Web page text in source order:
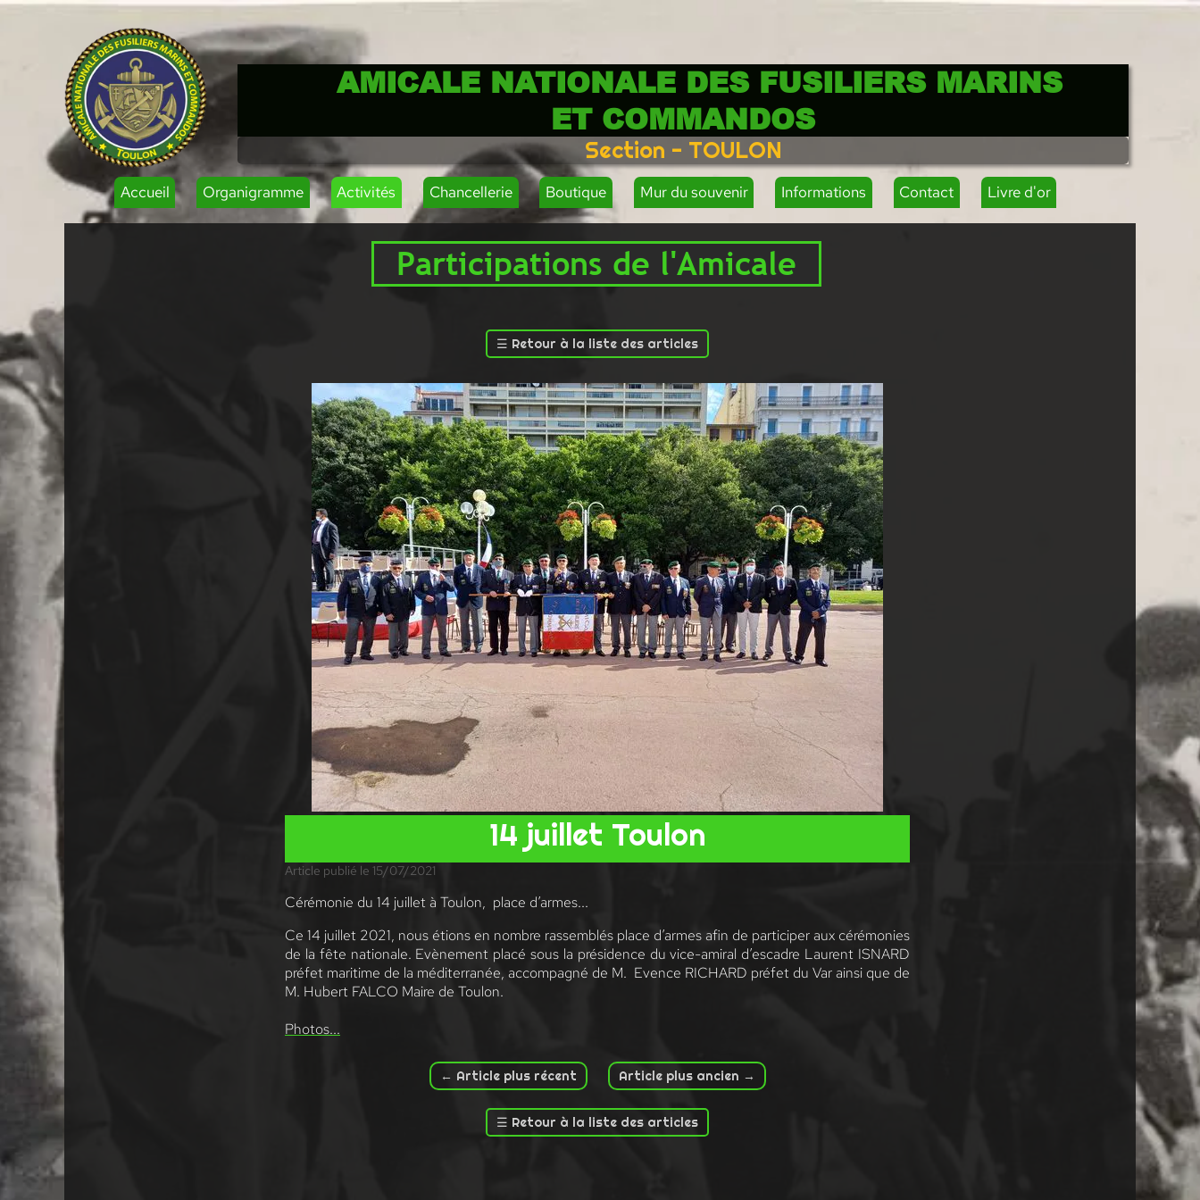
AMICALE NATIONALE DES FUSILIERS MARINS
ET COMMANDOS
Section - TOULON
Accueil Organigramme Activités Chancellerie Boutique Mur du souvenir Informations Contact Livre d'or
Participations de l'Amicale
☰ Retour à la liste des articles
14 juillet Toulon
Article publié le 15/07/2021
Cérémonie du 14 juillet à Toulon, place d’armes...
Ce 14 juillet 2021, nous étions en nombre rassemblés place d’armes afin de participer aux cérémonies
de la fête nationale. Evènement placé sous la présidence du vice-amiral d’escadre Laurent ISNARD
préfet maritime de la méditerranée, accompagné de M. Evence RICHARD préfet du Var ainsi que de
M. Hubert FALCO Maire de Toulon.
Photos...
← Article plus récent Article plus ancien →
☰ Retour à la liste des articles